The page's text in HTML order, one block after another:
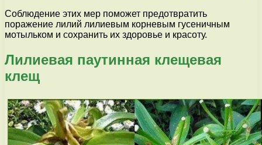
Соблюдение этих мер поможет предотвратить
поражение лилий лилиевым корневым гусеничным
мотыльком и сохранить их здоровье и красоту.
Лилиевая паутинная клещевая
клещ